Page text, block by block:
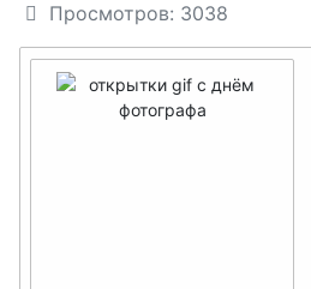
футбола
День
работников
Просмотров: 3038